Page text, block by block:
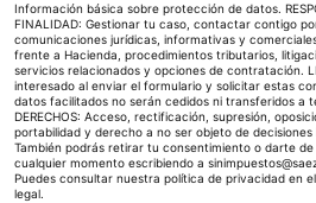
Información básica sobre protección de datos. RESPONSABLE: SAEZ.LAW, S.L.U.
FINALIDAD: Gestionar tu caso, contactar contigo
comunicaciones jurídicas, informativas y
frente a Hacienda, procedimientos tributarios,
servicios relacionados y opciones de contratación. LEGITIMACIÓN: Consentimiento del
interesado al enviar el formulario y solicitar estas comunicaciones.
datos facilitados no serán cedidos ni transferidos a
DERECHOS: Acceso, rectificación, supresión,
portabilidad y derecho a no ser objeto de
También podrás retirar tu consentimiento o darte
cualquier momento escribiendo a sinimpuestos@saez.law. INFORMACIÓN
Puedes consultar nuestra política de privacidad en
legal.